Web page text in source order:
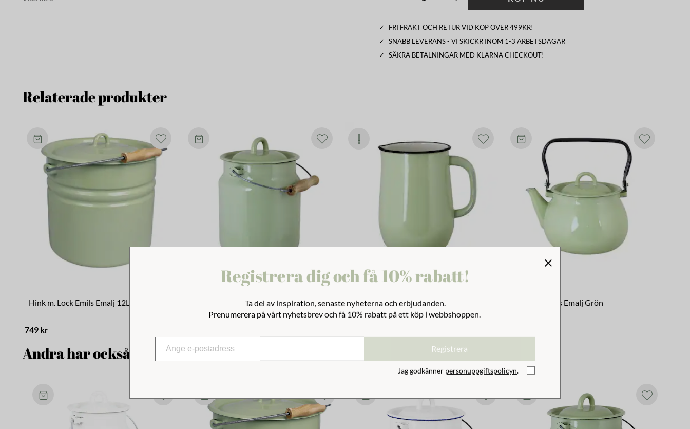
✓
FRI FRAKT OCH RETUR VID KÖP ÖVER 499KR!
✓
SNABB LEVERANS - VI SKICKR INOM 1-3 ARBETSDAGAR
✓
SÄKRA BETALNINGAR MED KLARNA CHECKOUT!
Relaterade produkter
Hink m. Lock Emils Emalj 12L Grön
749 kr
Mjölkkanna Emils Emalj Grön Kanna Emils Emalj Grön Tekanna Emils Emalj Grön
Andra har också tittat på
Registrera dig och få 10% rabatt!
Ta del av inspiration, senaste nyheterna och erbjudanden.
Prenumerera på vårt nyhetsbrev och få 10% rabatt på ett köp i webbshoppen.
Registrera
Jag godkänner personuppgiftspolicyn.